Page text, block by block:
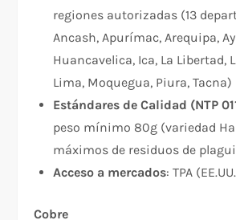
regiones autorizadas (13
Ancash, Apurímac, Arequipa,
Huancavelica, Ica, La Libertad,
Lima, Moquegua, Piura, Tacna)​
Estándares de Calidad (NTP
peso mínimo 80g (variedad
máximos de residuos de
Acceso a mercados: TPA
Cobre